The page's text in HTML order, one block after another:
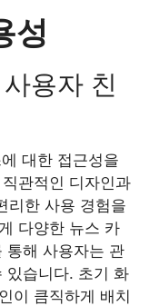
성
용자 친
대한 접근성을
관적인 디자인과
리한 사용 경험을
다양한 뉴스 카
통해 사용자는 관
있습니다. 초기 화
이 큼직하게 배치